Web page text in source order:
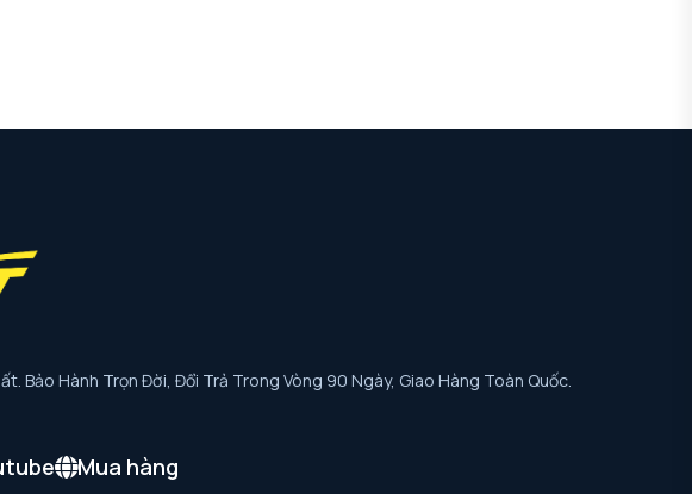
Bảo Hành Trọn Đời, Đổi Trả Trong Vòng 90 Ngày, Giao Hàng Toàn Quốc.
Mua hàng